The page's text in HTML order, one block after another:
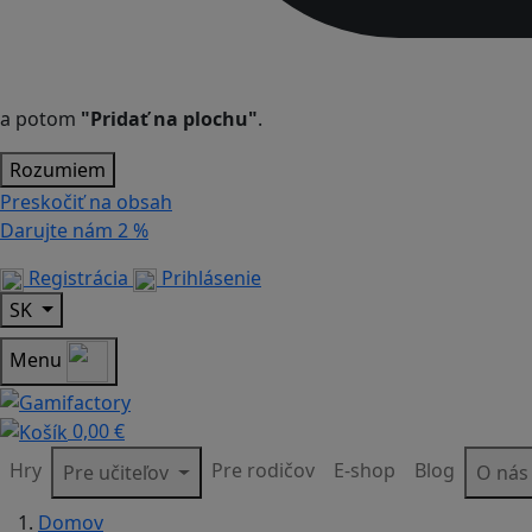
a potom "Pridať na plochu".
Rozumiem
Preskočiť na obsah
Darujte nám 2 %
Registrácia
Prihlásenie
SK
Menu
0,00 €
Hry
Pre učiteľov Pre rodičov E-shop Blog
O nás
Domov